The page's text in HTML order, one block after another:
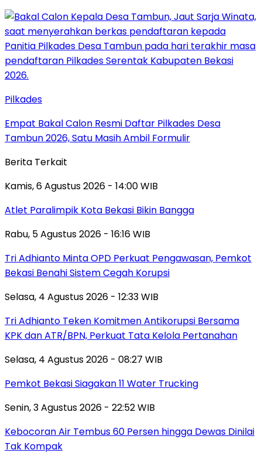
Pilkades
Empat Bakal Calon Resmi Daftar Pilkades Desa
Tambun 2026, Satu Masih Ambil Formulir
Berita Terkait
Kamis, 6 Agustus 2026 - 14:00 WIB
Atlet Paralimpik Kota Bekasi Bikin Bangga
Rabu, 5 Agustus 2026 - 16:16 WIB
Tri Adhianto Minta OPD Perkuat Pengawasan, Pemkot
Bekasi Benahi Sistem Cegah Korupsi
Selasa, 4 Agustus 2026 - 12:33 WIB
Tri Adhianto Teken Komitmen Antikorupsi Bersama
KPK dan ATR/BPN, Perkuat Tata Kelola Pertanahan
Selasa, 4 Agustus 2026 - 08:27 WIB
Pemkot Bekasi Siagakan 11 Water Trucking
Senin, 3 Agustus 2026 - 22:52 WIB
Kebocoran Air Tembus 60 Persen hingga Dewas Dinilai
Tak Kompak